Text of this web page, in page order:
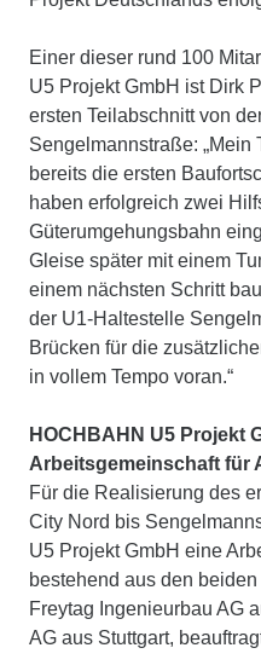
Einer dieser rund 100
U5 Projekt GmbH ist Dirk
ersten Teilabschnitt von
Sengelmannstraße: „Mein
bereits die ersten
haben erfolgreich zwei
Güterumgehungsbahn
Gleise später mit einem
einem nächsten Schritt
der U1-Haltestelle
Brücken für die
in vollem Tempo voran.“
HOCHBAHN U5 Projekt
Arbeitsgemeinschaft für
Für die Realisierung des
City Nord bis
U5 Projekt GmbH eine
bestehend aus den
Freytag Ingenieurbau AG
AG aus Stuttgart,